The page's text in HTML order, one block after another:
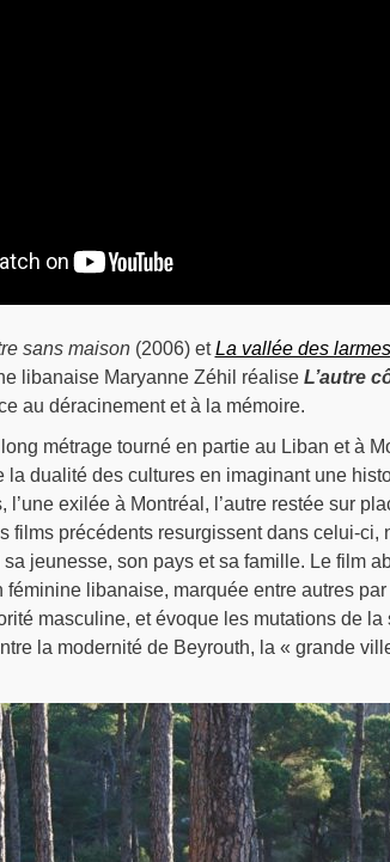
sans maison(2006) etLa vallée des larmes
libanaise Maryanne Zéhil réalise L’autre
au déracinement et à la mémoire.
métrage tourné en partie au Liban et à
la dualité des cultures en imaginant une
l’une exilée à Montréal, l’autre restée sur
films précédents resurgissent dans celui-ci,
sa jeunesse, son pays et sa famille. Le film
féminine libanaise, marquée entre autres
masculine, et évoque les mutations de la
la modernité de Beyrouth, la « grande